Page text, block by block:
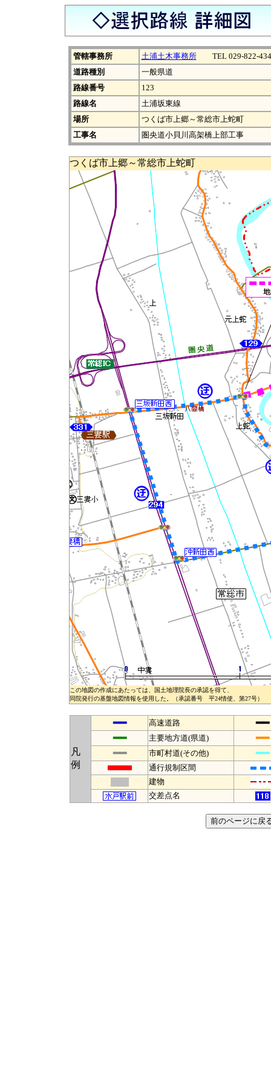
管轄事務所 土浦土木事務所TEL 029-822-
道路種別
一般県道
路線番号
123
路線名
土浦坂東線
場所
つくば市上郷～常総市上蛇町
工事名
圏央道小貝川高架橋上部工事
つくば市上郷～常総市上蛇町
この地図の作成にあたっては、国土地理院長の承認を得て、
同院発行の基盤地図情報を使用した。（承認番号 平24情使、第27号）
凡
例
━━ 高速道路
━━
━━
主要地方道(県道)
━━
━━
市町村道(その他) ━━
通行規制区間
建物
交差点名